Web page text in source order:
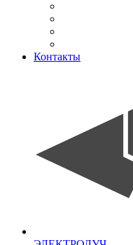
Контакты